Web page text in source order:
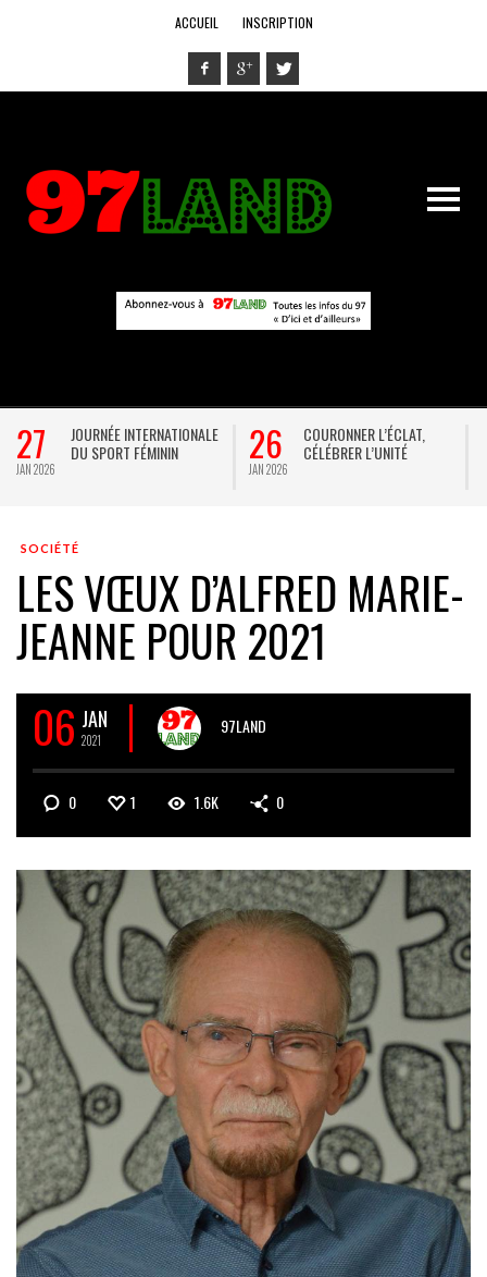
ACCUEIL INSCRIPTION
27
JAN 2026
JOURNÉE INTERNATIONALE
DU SPORT FÉMININ
26
JAN 2026
COURONNER L’ÉCLAT,
CÉLÉBRER L’UNITÉ
SOCIÉTÉ
LES VŒUX D’ALFRED MARIE-
JEANNE POUR 2021
06 JAN
2021
97LAND
0 1 1.6K 0